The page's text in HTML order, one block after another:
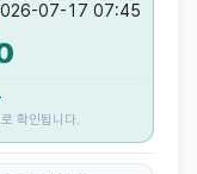
07-17 07:45
확인됩니다.